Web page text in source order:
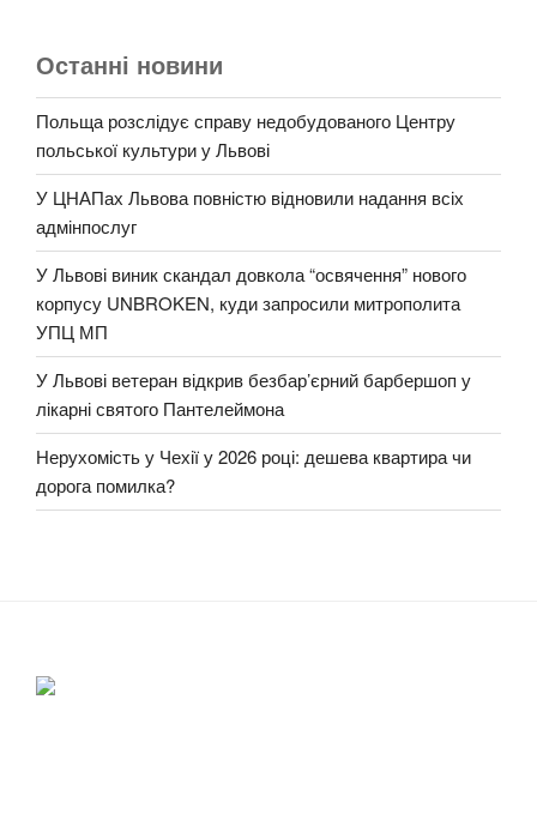
Останні новини
Польща розслідує справу недобудованого Центру
польської культури у Львові
У ЦНАПах Львова повністю відновили надання всіх
адмінпослуг
У Львові виник скандал довкола “освячення” нового
корпусу UNBROKEN, куди запросили митрополита
УПЦ МП
У Львові ветеран відкрив безбар’єрний барбершоп у
лікарні святого Пантелеймона
Нерухомість у Чехії у 2026 році: дешева квартира чи
дорога помилка?